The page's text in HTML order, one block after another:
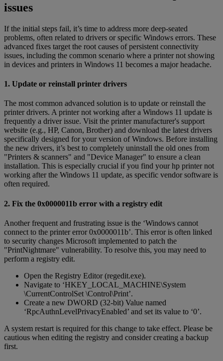
issues
If the initial steps fail, it’s time to address more deep-seated
problems, often related to drivers or specific Windows errors. These
advanced fixes target the root causes of persistent connectivity
issues, including the common scenario where a printer not showing
in devices and printers in Windows 11 becomes a major headache.
1. Update or reinstall printer drivers
The most common advanced solution is to update or reinstall the
printer drivers. A printer not working after a Windows 11 update is
frequently a driver issue. Visit the printer manufacturer's support
website (e.g., HP, Canon, Brother) and download the latest drivers
specifically designed for your version of Windows. Before installing
the new drivers, it’s best to completely uninstall the old ones from
"Printers & scanners" and "Device Manager" to ensure a clean
installation. This is especially crucial if you find your hp printer not
working after the Windows 11 update, as specific vendor software is
often required.
2. Fix the 0x0000011b error with a registry edit
Another frequent and frustrating issue is the ‘Windows cannot
connect to the printer error 0x0000011b’. This error is often linked
to security changes Microsoft implemented to patch the
"PrintNightmare" vulnerability. To resolve this, you may need to
perform a registry edit.
Open the Registry Editor (regedit.exe).
Navigate to ‘HKEY_LOCAL_MACHINE\System
\CurrentControlSet \Control\Print’.
Create a new DWORD (32-bit) Value named
‘RpcAuthnLevelPrivacyEnabled’ and set its value to ‘0’.
A system restart is required for this change to take effect. Please be
cautious when editing the registry and consider creating a backup
first.